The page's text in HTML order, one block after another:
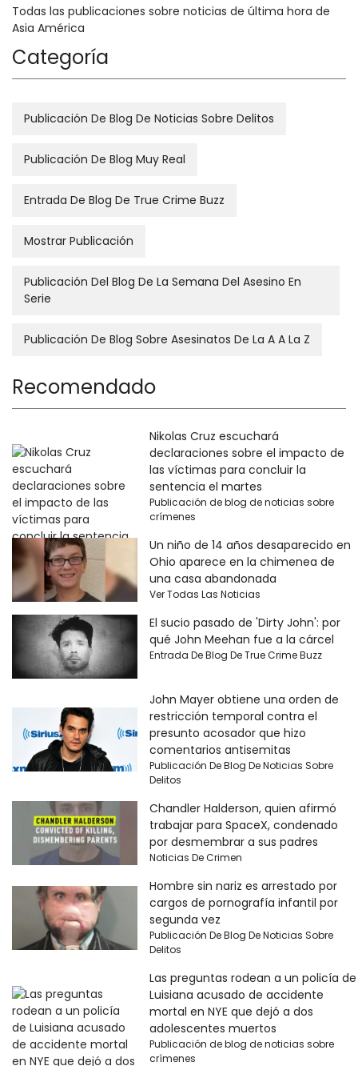
Todas las publicaciones sobre noticias de última hora de
Asia América
Categoría
Publicación De Blog De Noticias Sobre Delitos
Publicación De Blog Muy Real
Entrada De Blog De True Crime Buzz
Mostrar Publicación
Publicación Del Blog De La Semana Del Asesino En
Serie
Publicación De Blog Sobre Asesinatos De La A A La Z
Recomendado
Nikolas Cruz escuchará
declaraciones sobre el impacto de
las víctimas para concluir la
sentencia el martes
Publicación de blog de noticias sobre
crímenes
Un niño de 14 años desaparecido en
Ohio aparece en la chimenea de
una casa abandonada
Ver Todas Las Noticias
El sucio pasado de 'Dirty John': por
qué John Meehan fue a la cárcel
Entrada De Blog De True Crime Buzz
John Mayer obtiene una orden de
restricción temporal contra el
presunto acosador que hizo
comentarios antisemitas
Publicación De Blog De Noticias Sobre
Delitos
Chandler Halderson, quien afirmó
trabajar para SpaceX, condenado
por desmembrar a sus padres
Noticias De Crimen
Hombre sin nariz es arrestado por
cargos de pornografía infantil por
segunda vez
Publicación De Blog De Noticias Sobre
Delitos
Las preguntas rodean a un policía de
Luisiana acusado de accidente
mortal en NYE que dejó a dos
adolescentes muertos
Publicación de blog de noticias sobre
crímenes